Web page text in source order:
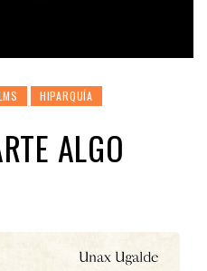
HIPARQUÍA
ALGO